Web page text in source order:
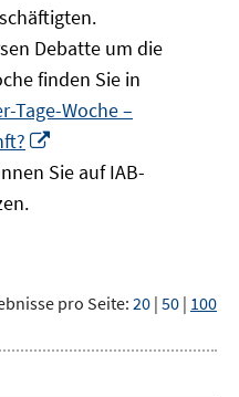
Debatte um die
finden Sie in
Tage-Woche –
neuem
Sie auf IAB-
pro Seite:20 | 50 | 100